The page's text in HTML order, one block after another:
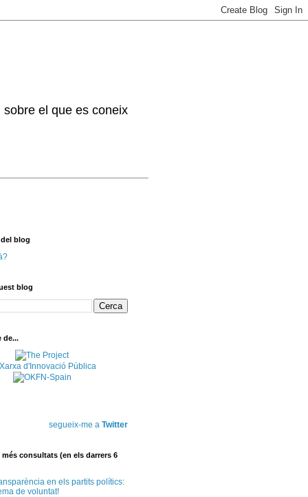
el que es coneix
blog
blog
de...
segueix-me a Twitter
més consultats (en els darrers 6
en els partits polítics:
de voluntat!